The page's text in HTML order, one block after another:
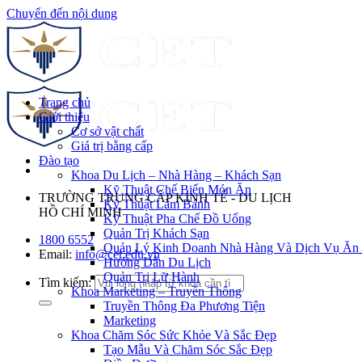
Chuyển đến nội dung
TRƯỜNG TRUNG CẤP KINH TẾ - DU LỊCH
HỒ CHÍ MINH
1800 6552
Email: info@cet.edu.vn
Tìm kiếm:
Trang chủ
Giới thiệu
Cơ sở vật chất
Giá trị bằng cấp
Đào tạo
Khoa Du Lịch – Nhà Hàng – Khách Sạn
Kỹ Thuật Chế Biến Món Ăn
Kỹ Thuật Làm Bánh
Kỹ Thuật Pha Chế Đồ Uống
Quản Trị Khách Sạn
Quản Lý Kinh Doanh Nhà Hàng Và Dịch Vụ Ăn
Hướng Dẫn Du Lịch
Quản Trị Lữ Hành
Khoa Marketing – Truyền Thông
Truyền Thông Đa Phương Tiện
Marketing
Khoa Chăm Sóc Sức Khỏe Và Sắc Đẹp
Tạo Mẫu Và Chăm Sóc Sắc Đẹp